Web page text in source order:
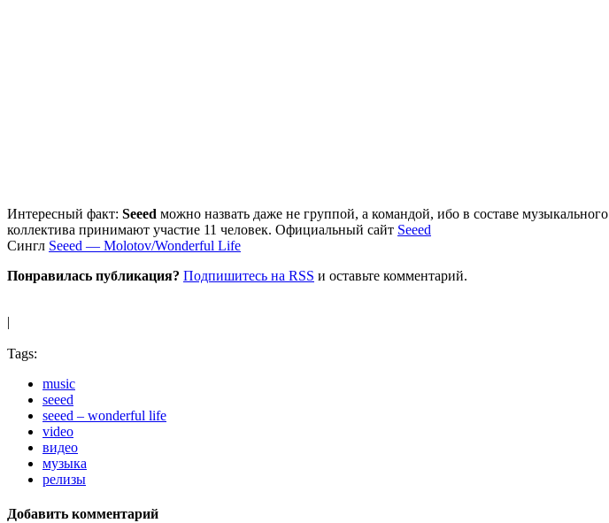
Интересный факт: Seeed можно назвать даже не группой, а командой, ибо в составе музыкального
коллектива принимают участие 11 человек. Официальный сайт Seeed
Сингл Seeed — Molotov/Wonderful Life
Понравилась публикация? Подпишитесь на RSS и оставьте комментарий.
|
Tags:
music
seeed
seeed – wonderful life
video
видео
музыка
релизы
Добавить комментарий